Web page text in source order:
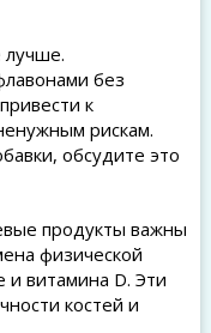
без
к
рискам.
обсудите это
продукты важны
физической
и витамина D. Эти
костей и